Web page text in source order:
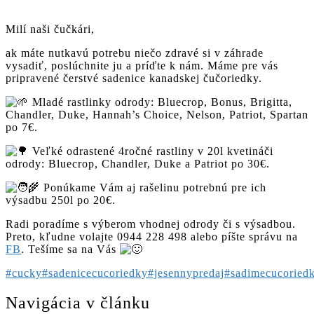
Milí naši čučkári,
ak máte nutkavú potrebu niečo zdravé si v záhrade
vysadiť, poslúchnite ju a príďte k nám. Máme pre vás
pripravené čerstvé sadenice kanadskej čučoriedky.
Mladé rastlinky odrody: Bluecrop, Bonus, Brigitta,
Chandler, Duke, Hannah’s Choice, Nelson, Patriot, Spartan
po 7€.
Veľké odrastené 4ročné rastliny v 20l kvetináči
odrody: Bluecrop, Chandler, Duke a Patriot po 30€.
Ponúkame Vám aj rašelinu potrebnú pre ich
výsadbu 250l po 20€.
Radi poradíme s výberom vhodnej odrody či s výsadbou.
Preto, kľudne volajte 0944 228 498 alebo píšte správu na
FB. Tešíme sa na Vás
#cucky#sadenicecucoriedky#jesennypredaj
Navigácia v článku